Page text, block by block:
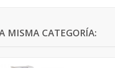
MISMA CATEGORÍA: